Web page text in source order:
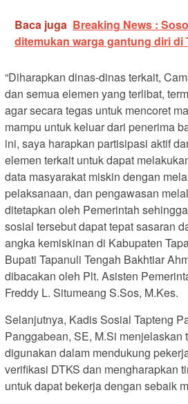
Baca juga Breaking News :
ditemukan warga gantung diri di
“Diharapkan dinas-dinas terkait,
dan semua elemen yang terlibat,
agar secara tegas untuk mencoret
mampu untuk keluar dari penerima
ini, saya harapkan partisipasi aktif
elemen terkait untuk dapat
data masyarakat miskin dengan
pelaksanaan, dan pengawasan
ditetapkan oleh Pemerintah
sosial tersebut dapat tepat sasaran
angka kemiskinan di Kabupaten
Bupati Tapanuli Tengah Bakhtiar
dibacakan oleh Plt. Asisten
Freddy L. Situmeang S.Sos, M.Kes.
Selanjutnya, Kadis Sosial Tapteng
Panggabean, SE, M.Si menjelaskan
digunakan dalam mendukung
verifikasi DTKS dan mengharapkan
untuk dapat bekerja dengan sebaik